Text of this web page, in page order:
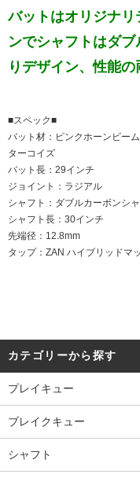
バットはオリジナ
ンでシャフトはダ
りデザイン、性能
■スペック■
バット材：ピンクホーンビー
ターコイズ
バット長：29インチ
ジョイント：ラジアル
シャフト：ダブルカーボンシャ
シャフト長：30インチ
先端径：12.8mm
タップ：ZAN ハイブリッドマ
カテゴリーから探す
プレイキュー
ブレイクキュー
シャフト